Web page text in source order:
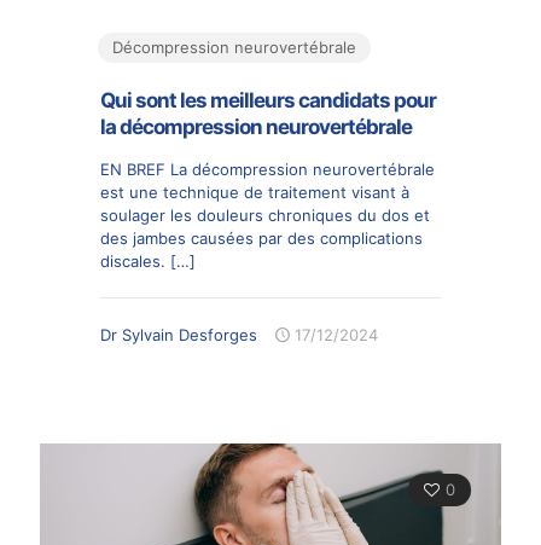
Décompression neurovertébrale
Qui sont les meilleurs candidats pour
la décompression neurovertébrale
EN BREF La décompression neurovertébrale
est une technique de traitement visant à
soulager les douleurs chroniques du dos et
des jambes causées par des complications
discales. […]
Dr Sylvain Desforges 17/12/2024
0